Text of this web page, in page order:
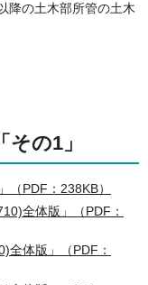
降の土木部所管の土木
の1」
（PDF：238KB）
全体版」（PDF：
全体版」（PDF：